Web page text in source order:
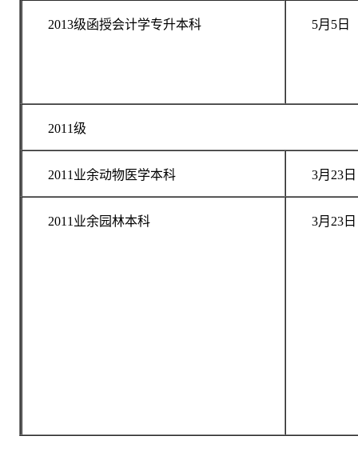
2013级函授会计学专升本科 5月5日
2011级
2011业余动物医学本科 3月23日
2011业余园林本科 3月23日